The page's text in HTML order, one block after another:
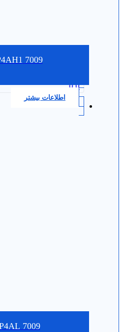
7009 ACE/HCP4AH1
0.0
اطلاعات بیشتر
7009 ACB/HCP4AL